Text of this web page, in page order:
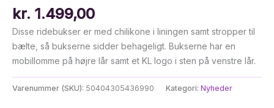
kr. 1.499,00
Disse ridebukser er med chilikone i liningen samt stropper til
bælte, så bukserne sidder behageligt. Bukserne har en
mobillomme på højre lår samt et KL logo i sten på venstre lår.
Varenummer (SKU): 50404305436990 Kategori: Nyheder